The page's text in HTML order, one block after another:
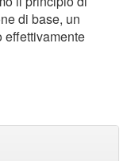
di base, un
effettivamente